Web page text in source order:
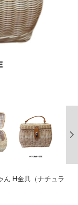
ん H金具（ナチュラ